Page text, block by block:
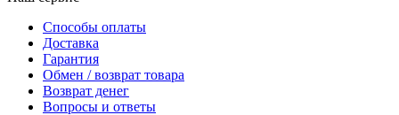
Способы оплаты
Доставка
Гарантия
Обмен / возврат товара
Возврат денег
Вопросы и ответы